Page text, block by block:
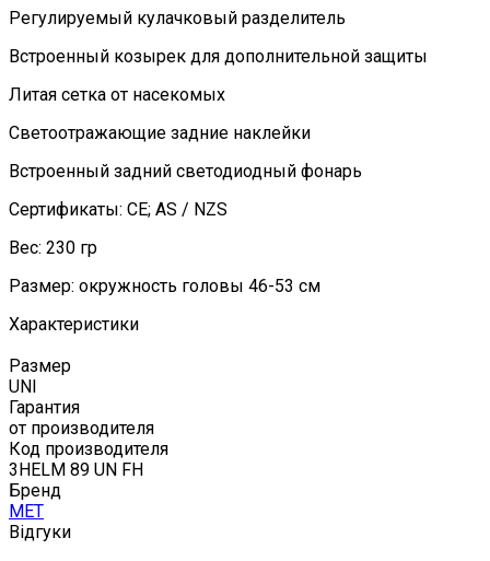
Регулируемый кулачковый разделитель
Встроенный козырек для дополнительной защиты
Литая сетка от насекомых
Светоотражающие задние наклейки
Встроенный задний светодиодный фонарь
Сертификаты: CE; AS / NZS
Вес: 230 гр
Размер: окружность головы 46-53 см
Характеристики
Размер
UNI
Гарантия
от производителя
Код производителя
3HELM 89 UN FH
Бренд
MET
Відгуки